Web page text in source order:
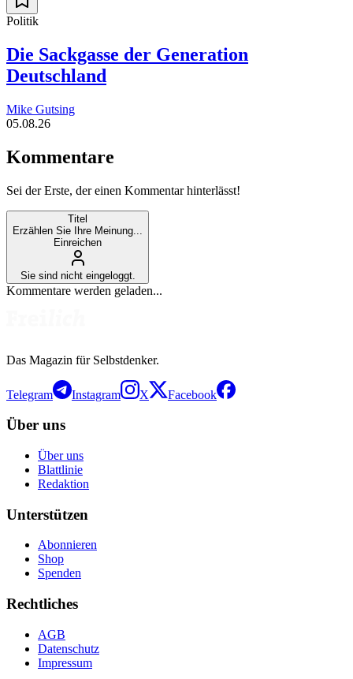
Politik
Die Sackgasse der Generation
Deutschland
Mike Gutsing
05.08.26
Kommentare
Sei der Erste, der einen Kommentar hinterlässt!
Titel
Erzählen Sie Ihre Meinung...
Einreichen
Sie sind nicht eingeloggt.
Kommentare werden geladen...
Das Magazin für Selbstdenker.
Telegram Instagram X Facebook
Über uns
Über uns
Blattlinie
Redaktion
Unterstützen
Abonnieren
Shop
Spenden
Rechtliches
AGB
Datenschutz
Impressum